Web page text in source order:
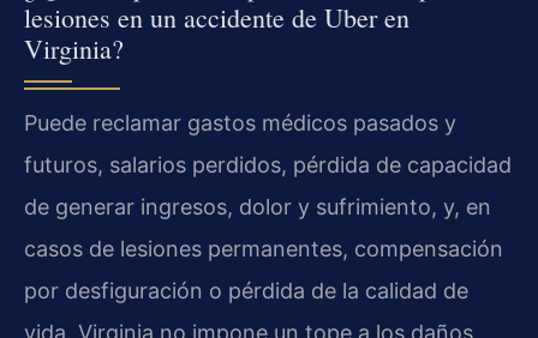
lesiones en un accidente de Uber en
Virginia?
Puede reclamar gastos médicos pasados y
futuros, salarios perdidos, pérdida de capacidad
de generar ingresos, dolor y sufrimiento, y, en
casos de lesiones permanentes, compensación
por desfiguración o pérdida de la calidad de
vida. Virginia no impone un tope a los daños